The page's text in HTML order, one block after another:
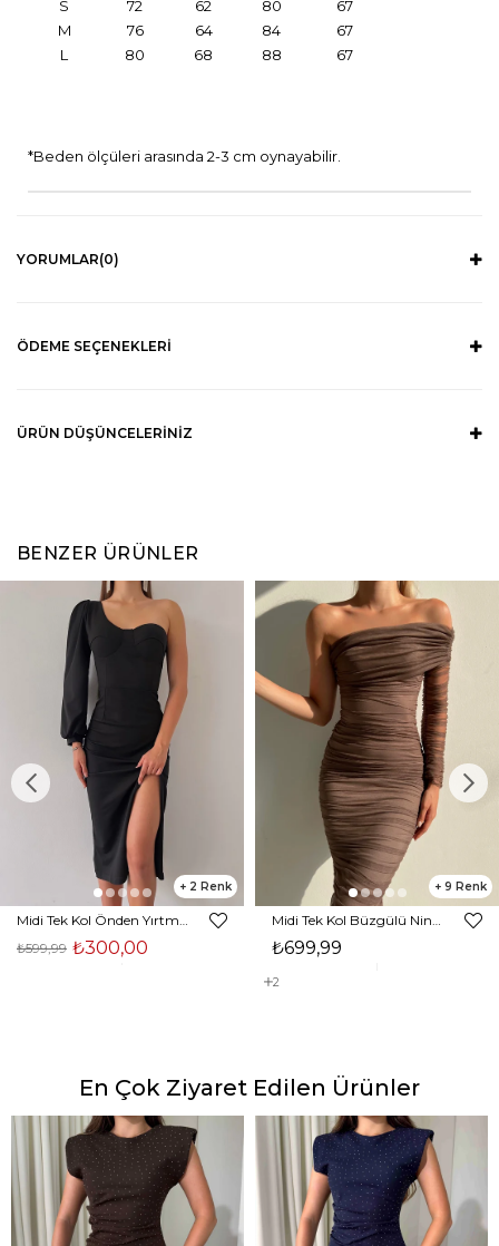
S 72 62 80
67
M
76 64 84
67
L
80 68 88 67
*Beden ölçüleri arasında 2-3 cm oynayabilir.
YORUMLAR(0)
ÖDEME SEÇENEKLERI
ÜRÜN DÜŞÜNCELERINIZ
BENZER ÜRÜNLER
2
₺300,00
₺599,99
9
₺699,99
2
En Çok Ziyaret Edilen Ürünler